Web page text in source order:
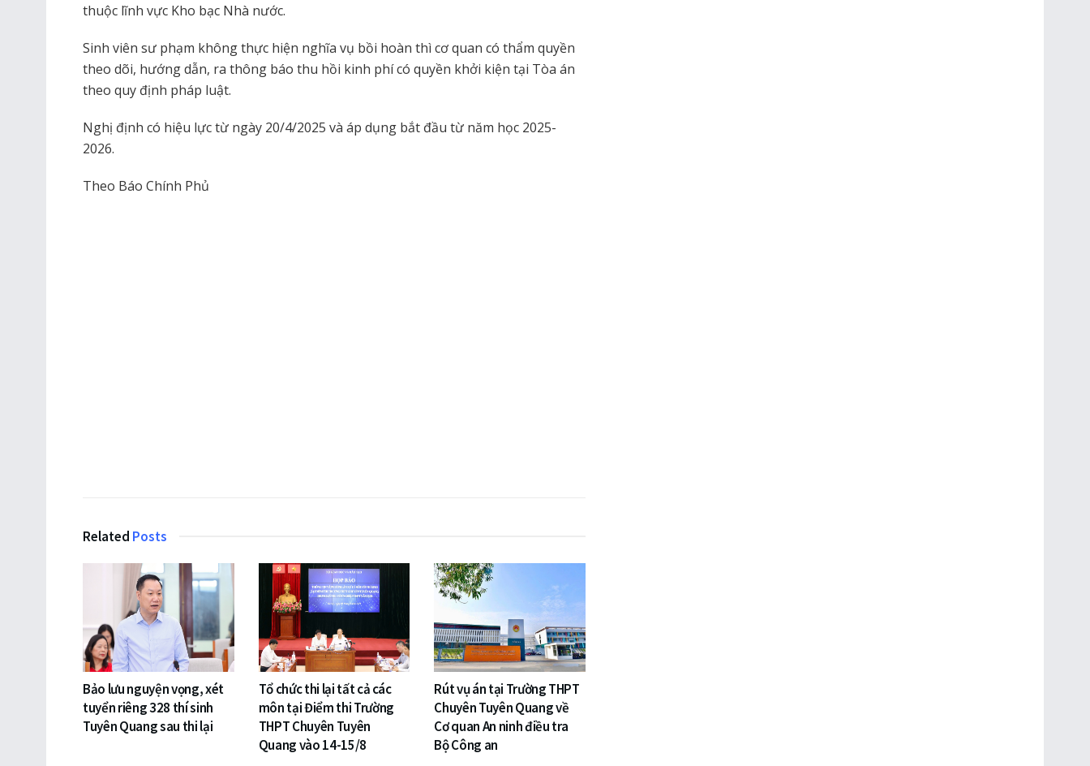
thuộc lĩnh vực Kho bạc Nhà nước.
Sinh viên sư phạm không thực hiện nghĩa vụ bồi hoàn thì cơ quan có thẩm quyền
theo dõi, hướng dẫn, ra thông báo thu hồi kinh phí có quyền khởi kiện tại Tòa án
theo quy định pháp luật.
Nghị định có hiệu lực từ ngày 20/4/2025 và áp dụng bắt đầu từ năm học 2025-
2026.
Theo Báo Chính Phủ
Related Posts
Bảo lưu nguyện vọng, xét
tuyển riêng 328 thí sinh
Tuyên Quang sau thi lại
Tổ chức thi lại tất cả các
môn tại Điểm thi Trường
THPT Chuyên Tuyên
Quang vào 14-15/8
Rút vụ án tại Trường THPT
Chuyên Tuyên Quang về
Cơ quan An ninh điều tra
Bộ Công an